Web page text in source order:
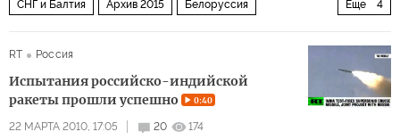
Еще 4
СНГ и Балтия Архив 2015 Белоруссия
RT
Россия
Испытания российско-индийской
ракеты прошли успешно
0:40
22 МАРТА 2010, 17:05 20 174